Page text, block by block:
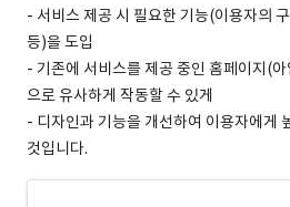
- 서비스 제공 시 필요한 기능(이용자의
등)을 도입
- 기존에 서비스를 제공 중인 홈페이지(
으로 유사하게 작동할 수 있게
- 디자인과 기능을 개선하여 이용자에게
것입니다.